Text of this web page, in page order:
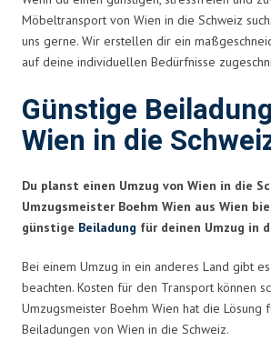
Möbeltransport von Wien in die Schweiz
uns gerne. Wir erstellen dir ein
auf deine individuellen Bedürfnisse
Günstige
Wien in die
Du planst einen Umzug von Wien in die
Umzugsmeister Boehm Wien aus Wien
günstige Beiladung für deinen Umzug in
Bei einem Umzug in ein anderes Land gibt
beachten. Kosten für den Transport können
Umzugsmeister Boehm Wien hat die Lösung
Beiladungen von Wien in die Schweiz.